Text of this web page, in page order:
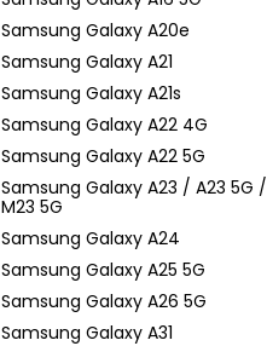
Samsung Galaxy A20e
Samsung Galaxy A21
Samsung Galaxy A21s
Samsung Galaxy A22 4G
Samsung Galaxy A22 5G
Samsung Galaxy A23 / A23 5G /
M23 5G
Samsung Galaxy A24
Samsung Galaxy A25 5G
Samsung Galaxy A26 5G
Samsung Galaxy A31